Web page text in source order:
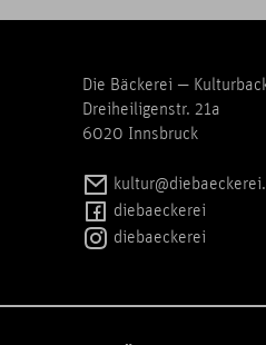
Die Bäckerei —
Dreiheiligenstr. 21a
6020 Innsbruck
diebaeckerei
diebaeckerei